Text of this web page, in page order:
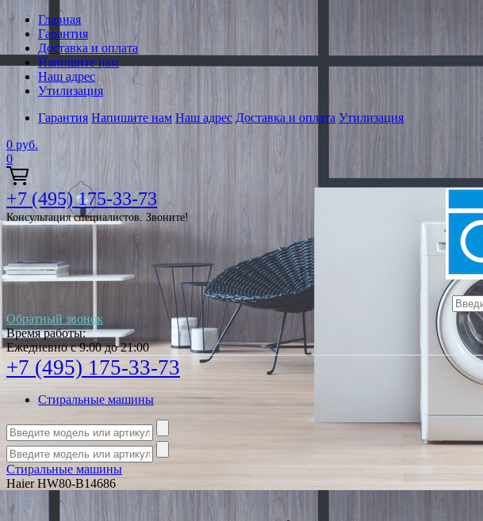
Главная
Гарантия
Доставка и оплата
Напишите нам
Наш адрес
Утилизация
Гарантия Напишите нам Наш адрес Доставка и оплата Утилизация
0 руб.
0
+7 (495) 175-33-73
Консультация специалистов. Звоните!
Обратный звонок
Время работы:
Ежедневно с 9:00 до 21:00
+7 (495) 175-33-73
Стиральные машины
Стиральные машины
Haier HW80-B14686